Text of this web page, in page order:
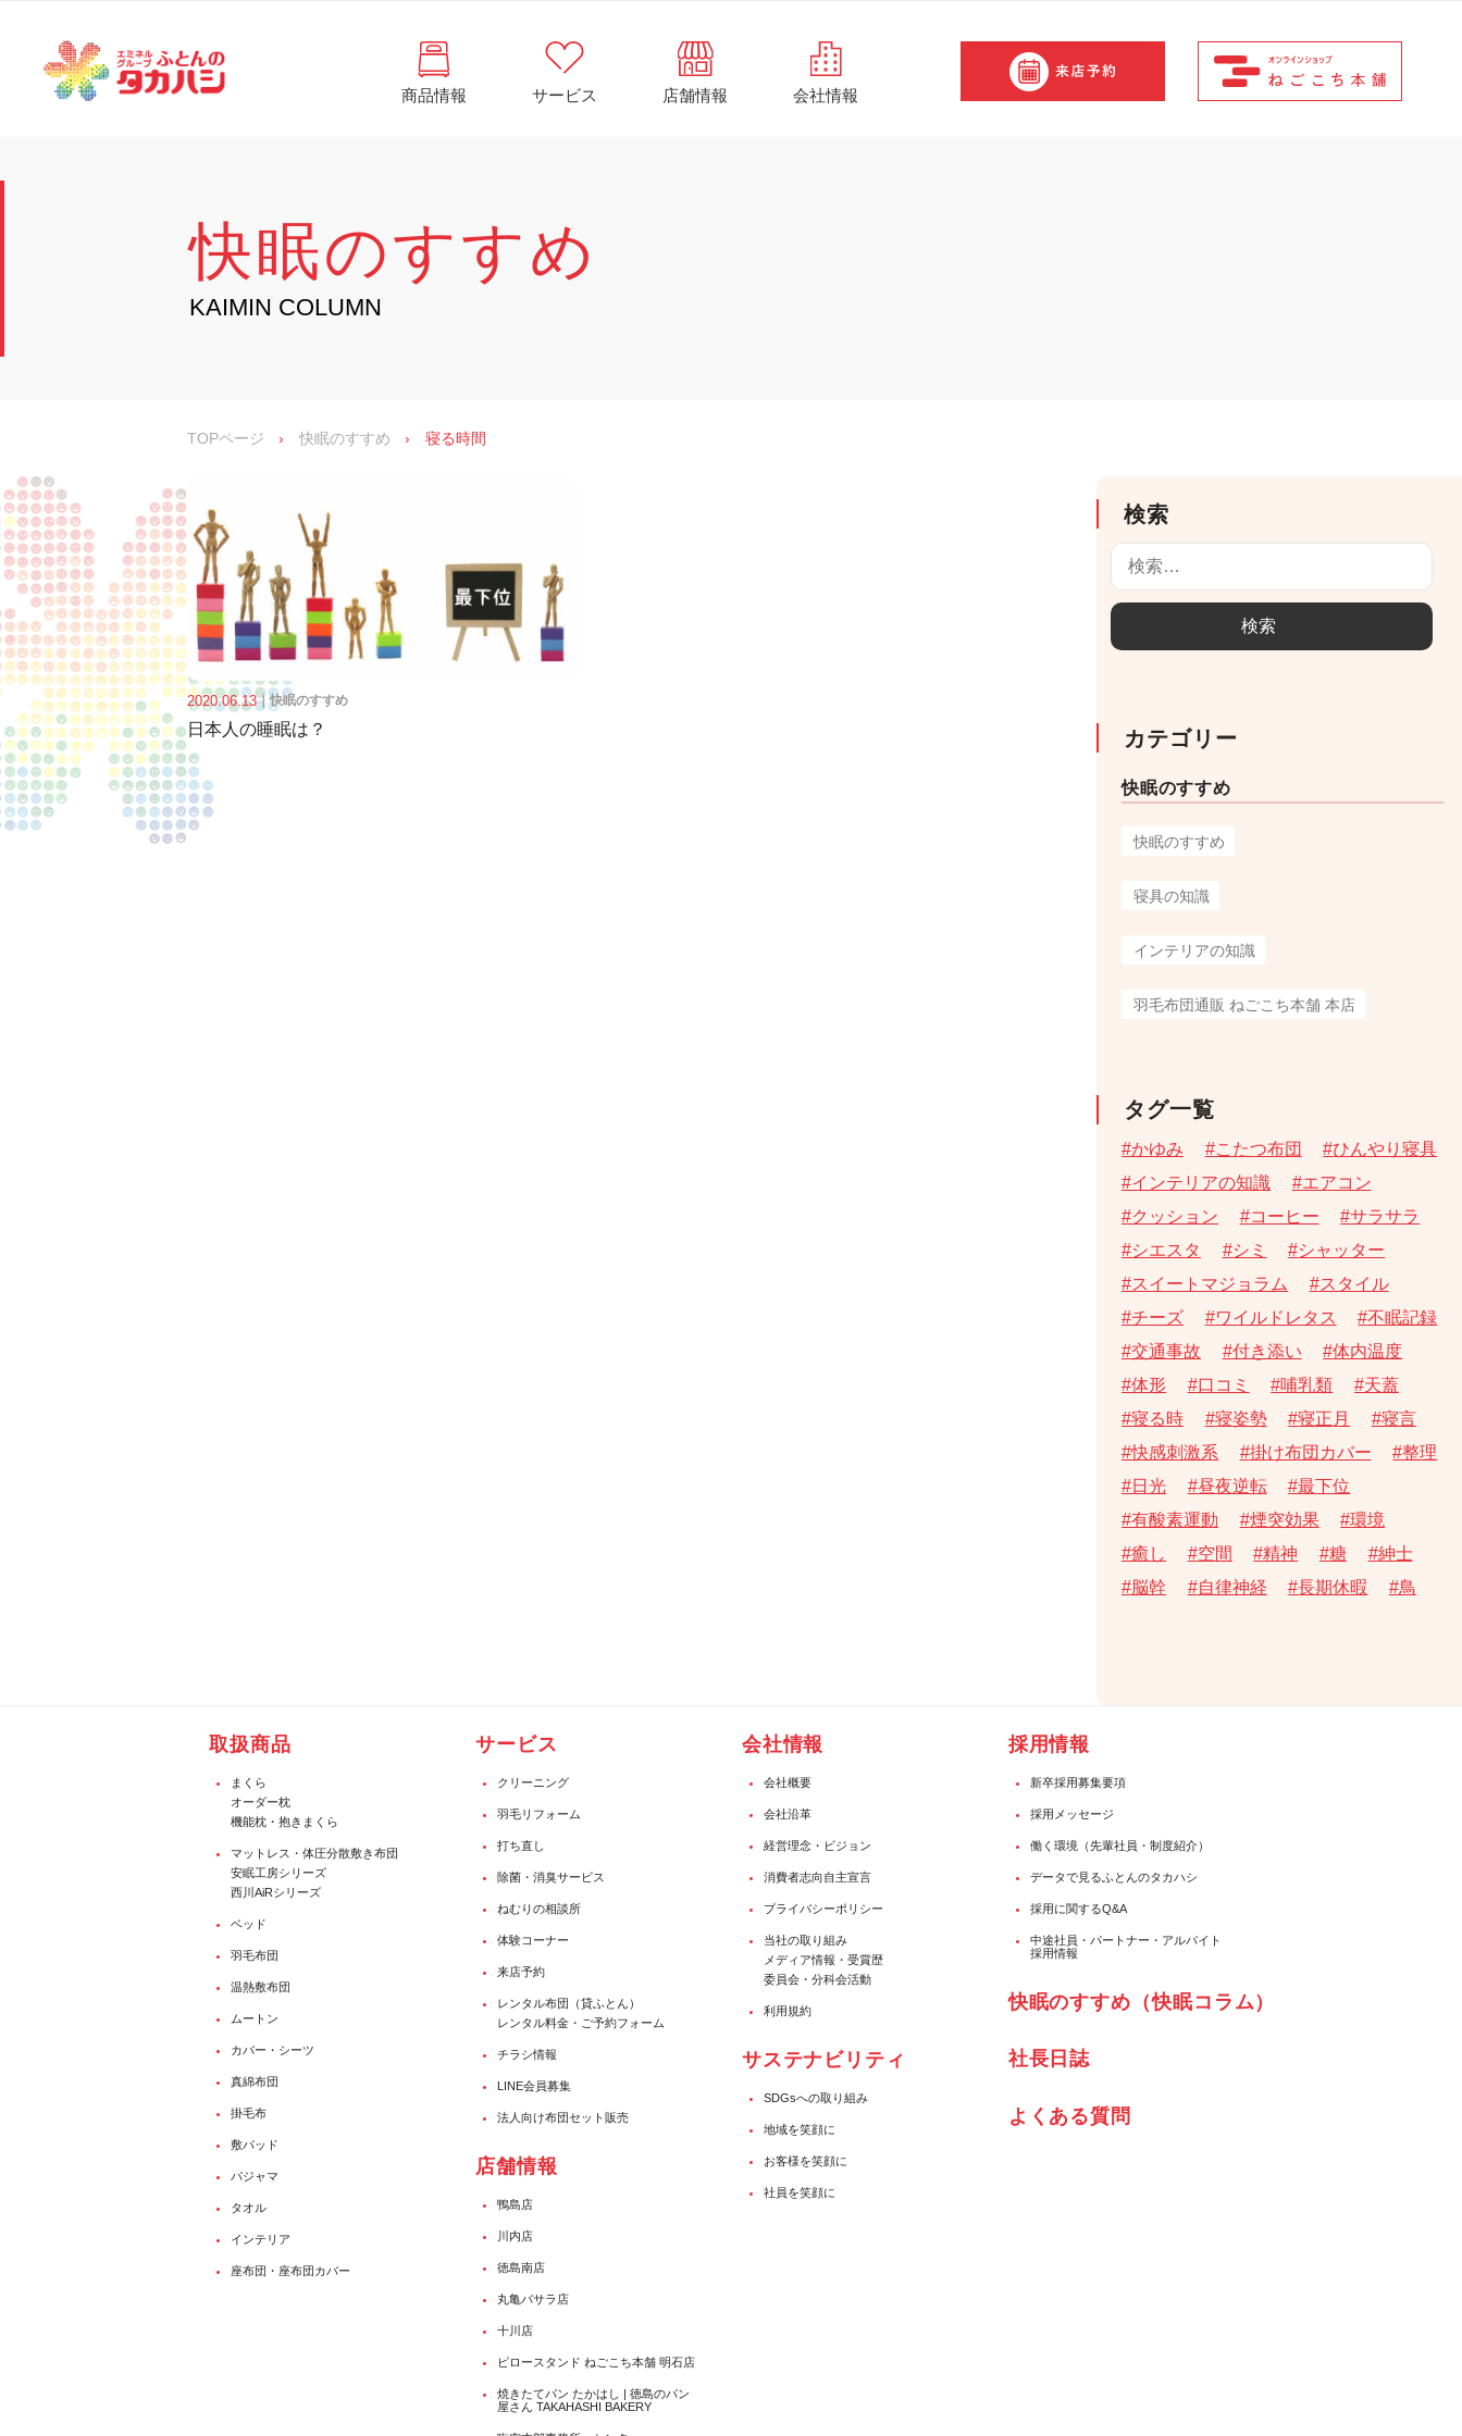
ッ
商品情報 サービス 店舗情報 会社情報
快眠のすすめ
KAIMIN COLUMN
TOPページ › 快眠のすすめ › 寝る時間
検索
カテゴリー
快眠のすすめ
快眠のすすめ
寝具の知識
インテリアの知識
羽毛布団通販 ねごこち本舗 本店
タグ一覧
かゆみ こたつ布団
ひんやり寝具
インテリアの知識
エアコン
クッション
コーヒー
サラサラ
シエスタ
シミ
シャッター
スイートマジョラム
スタイル
チーズ
ワイルドレタス
不眠記録
交通事故
付き添い
体内温度
体形
口コミ 哺乳類
天蓋
寝る時
寝姿勢 寝正月
寝言
快感刺激系
掛け布団カバー
整理
日光
昼夜逆転
最下位
有酸素運動
煙突効果
環境
癒し
空間 精神 糖
紳士
脳幹
自律神経 長期休暇 鳥
2020.06.13｜快眠のすすめ
日本人の睡眠は？
取扱商品
まくら
オーダー枕
機能枕・抱きまくら
マットレス・体圧分散敷き布団
安眠工房シリーズ
西川AiRシリーズ
ベッド
羽毛布団
温熱敷布団
ムートン
カバー・シーツ
真綿布団
掛毛布
敷パッド
パジャマ
タオル
インテリア
座布団・座布団カバー
サービス
クリーニング
羽毛リフォーム
打ち直し
除菌・消臭サービス
ねむりの相談所
体験コーナー
来店予約
レンタル布団（貸ふとん）
レンタル料金・ご予約フォーム
チラシ情報
LINE会員募集
法人向け布団セット販売
店舗情報
鴨島店
川内店
徳島南店
丸亀バサラ店
十川店
ピロースタンド ねごこち本舗 明石店
焼きたてパン たかはし | 徳島のパン
屋さん TAKAHASHI BAKERY
会社情報
会社概要
会社沿革
経営理念・ビジョン
消費者志向自主宣言
プライバシーポリシー
当社の取り組み
メディア情報・受賞歴
委員会・分科会活動
利用規約
サステナビリティ
SDGsへの取り組み
地域を笑顔に
お客様を笑顔に
社員を笑顔に
採用情報
新卒採用募集要項
採用メッセージ
働く環境（先輩社員・制度紹介）
データで見るふとんのタカハシ
採用に関するQ&A
中途社員・パートナー・アルバイト
採用情報
快眠のすすめ（快眠コラム）
社⾧日誌
よくある質問
ん
の